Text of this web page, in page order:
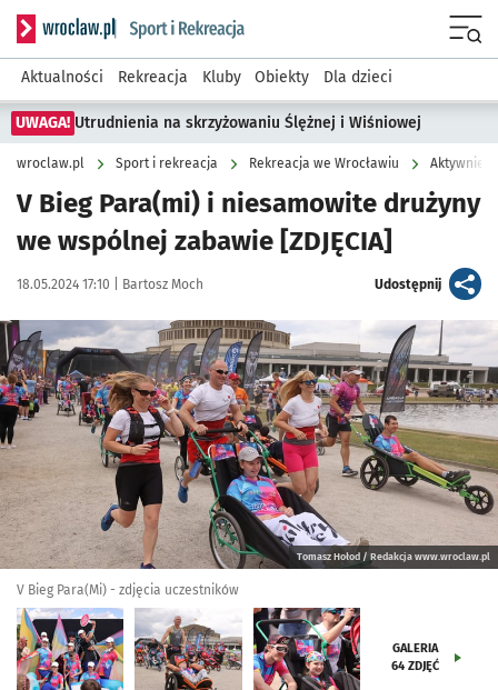
Serwis informacyjny wroclaw.pl podserwis: Sport i rekreacja
Aktualności Rekreacja Kluby Obiekty Dla dzieci
UWAGA! Utrudnienia na skrzyżowaniu Ślężnej i Wiśniowej
wroclaw.pl Sport i rekreacja Rekreacja we Wrocławiu Aktywnie
V Bieg Para(mi) i niesamowite drużyny
we wspólnej zabawie [ZDJĘCIA]
Data publikacji:
18.05.2024 17:10 | Autor:
Bartosz Moch Udostępnijartykuł
Kliknij, aby zobaczyć galerię
Tomasz Hołod / Redakcja www.wroclaw.pl
V Bieg Para(Mi) - zdjęcia uczestników
GALERIA
64 ZDJĘĆ